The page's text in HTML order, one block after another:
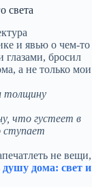
света
и явью о чем-то
глазами, бросил
а не только мои
толщину
что густеет в
ступает
не вещи,
дома: свет и